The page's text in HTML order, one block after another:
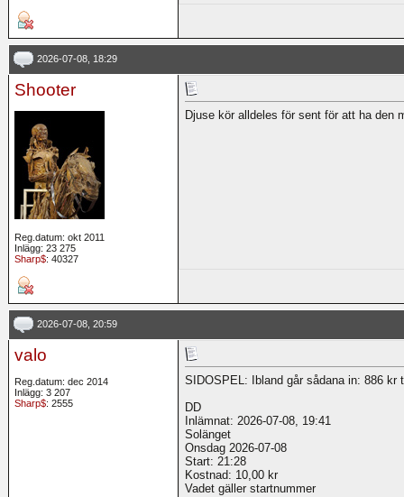
2026-07-08, 18:29
Shooter
Reg.datum: okt 2011
Inlägg: 23 275
Sharp$: 40327
Djuse kör alldeles för sent för att ha den
2026-07-08, 20:59
valo
Reg.datum: dec 2014
Inlägg: 3 207
Sharp$: 2555
SIDOSPEL: Ibland går sådana in: 886 kr
DD
Inlämnat: 2026-07-08, 19:41
Solänget
Onsdag 2026-07-08
Start: 21:28
Kostnad: 10,00 kr
Vadet gäller startnummer